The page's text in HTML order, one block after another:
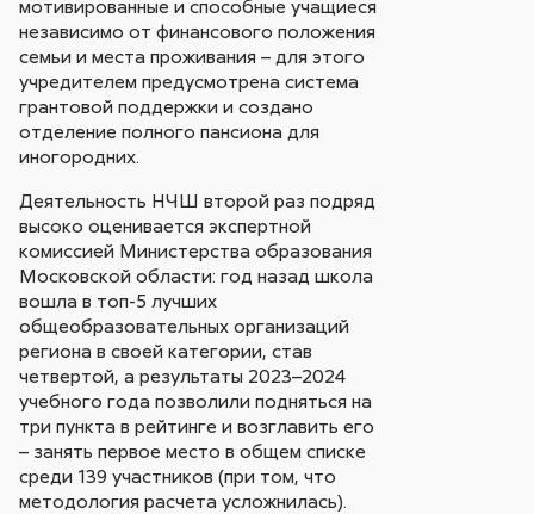
мотивированные и способные учащиеся
независимо от финансового положения
семьи и места проживания – для этого
учредителем предусмотрена система
грантовой поддержки и создано
отделение полного пансиона для
иногородних.
Деятельность НЧШ второй раз подряд
высоко оценивается экспертной
комиссией Министерства образования
Московской области: год назад школа
вошла в топ-5 лучших
общеобразовательных организаций
региона в своей категории, став
четвертой, а результаты 2023–2024
учебного года позволили подняться на
три пункта в рейтинге и возглавить его
– занять первое место в общем списке
среди 139 участников (при том, что
методология расчета усложнилась).